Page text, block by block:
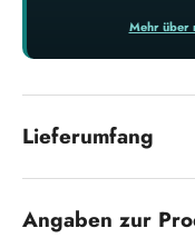
Mehr über
Lieferumfang
Angaben zur